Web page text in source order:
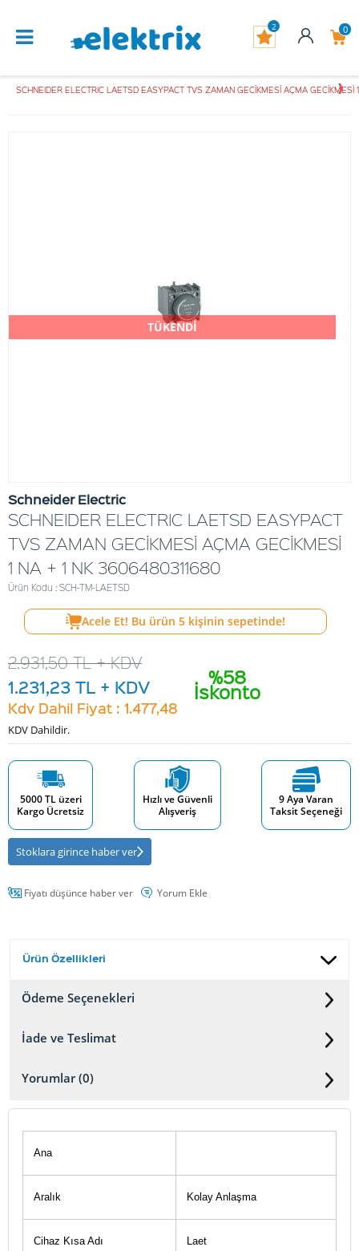
0
2
SCHNEIDER ELECTRIC LAETSD EASYPACT TVS ZAMAN GECİKMESİ AÇMA
TÜKENDİ
Schneider Electric
SCHNEIDER ELECTRIC LAETSD EASYPACT
TVS ZAMAN GECİKMESİ AÇMA GECİKMESİ
1 NA + 1 NK 3606480311680
Ürün Kodu : SCH-TM-LAETSD
Acele Et! Bu ürün 5 kişinin sepetinde!
%58
İskonto
2.931,50TL + KDV
1.231,23 TL + KDV
Kdv Dahil Fiyat : 1.477,48
KDV Dahildir.
5000 TL üzeri
Kargo Ücretsiz
Hızlı ve Güvenli
Alışveriş
9 Aya Varan
Taksit Seçeneği
Stoklara girince haber ver
Fiyatı düşünce haber ver Yorum Ekle
Ürün Özellikleri
Ödeme Seçenekleri
İade ve Teslimat
Yorumlar (0)
Ana
Aralık Kolay Anlaşma
Cihaz Kısa Adı Laet